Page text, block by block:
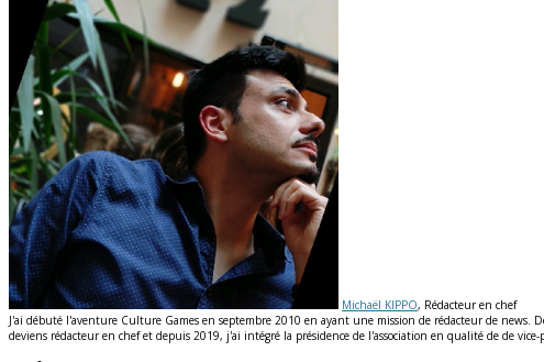
Michaël KIPPO, Rédacteur en chef
J'ai débuté l'aventure Culture Games en septembre 2010 en ayant une mission de rédacteur de
deviens rédacteur en chef et depuis 2019, j'ai intégré la présidence de l'association en qualité de de